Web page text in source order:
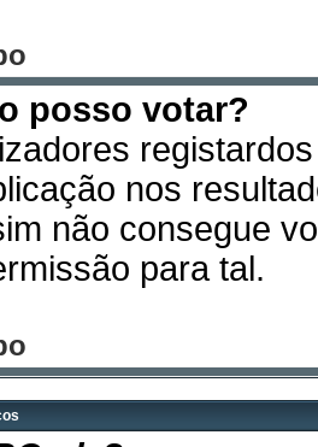
posso votar?
nos
não consegue
para tal.